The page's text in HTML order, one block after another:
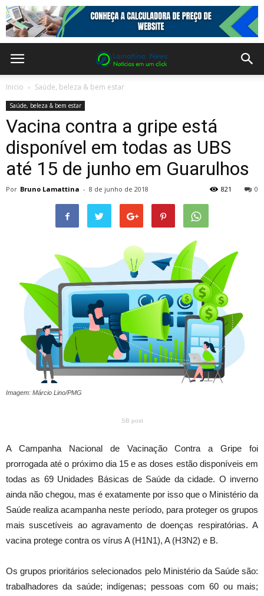
Inicio Saúde, beleza & bem estar
Saúde, beleza & bem estar
Vacina contra a gripe está
disponível em todas as UBS
até 15 de junho em Guarulhos
Por Bruno Lamattina - 8 de junho de 2018 0
821
Imagem: Márcio Lino/PMG
SB post
A Campanha Nacional de Vacinação Contra a Gripe foi
prorrogada até o próximo dia 15 e as doses estão disponíveis em
todas as 69 Unidades Básicas de Saúde da cidade. O inverno
ainda não chegou, mas é exatamente por isso que o Ministério da
Saúde realiza acampanha neste período, para proteger os grupos
mais suscetíveis ao agravamento de doenças respiratórias. A
vacina protege contra os vírus A (H1N1), A (H3N2) e B.
Os grupos prioritários selecionados pelo Ministério da Saúde são:
trabalhadores da saúde; indígenas; pessoas com 60 ou mais;